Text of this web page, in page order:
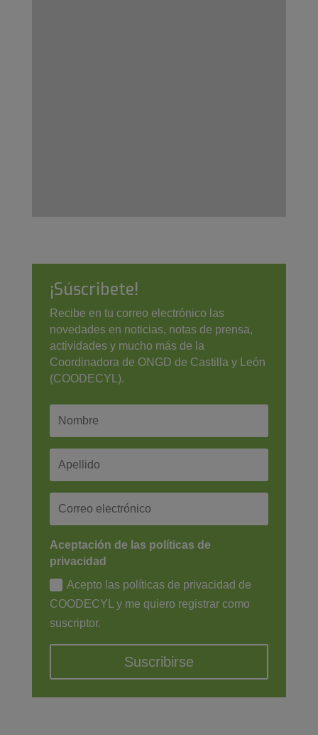
¡Súscribete!
Recibe en tu correo electrónico las
novedades en noticias, notas de prensa,
actividades y mucho más de la
Coordinadora de ONGD de Castilla y León
(COODECYL).
Aceptación de las políticas de
privacidad
Acepto las políticas de privacidad de
COODECYL y me quiero registrar como
suscriptor.
Suscribirse